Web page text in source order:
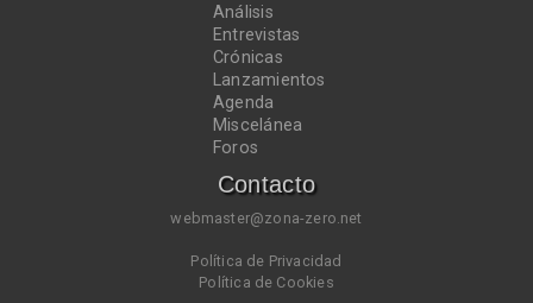
Análisis
Entrevistas
Crónicas
Lanzamientos
Agenda
Miscelánea
Foros
Contacto
webmaster@zona-zero.net
Política de Privacidad
Política de Cookies